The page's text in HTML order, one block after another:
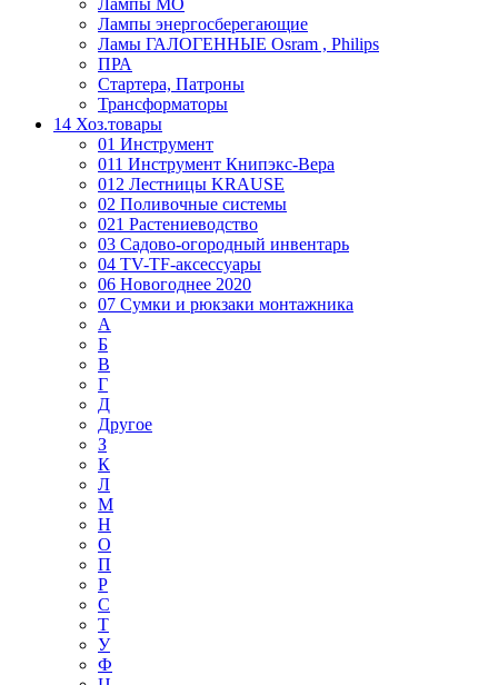
Лампы МО
Лампы энергосберегающие
Ламы ГАЛОГЕННЫЕ Osram , Philips
ПРА
Стартера, Патроны
Трансформаторы
14 Хоз.товары
01 Инструмент
011 Инструмент Книпэкс-Вера
012 Лестницы KRAUSE
02 Поливочные системы
021 Растениеводство
03 Садово-огородный инвентарь
04 TV-TF-аксессуары
06 Новогоднее 2020
07 Сумки и рюкзаки монтажника
А
Б
В
Г
Д
Другое
З
К
Л
М
Н
О
П
Р
С
Т
У
Ф